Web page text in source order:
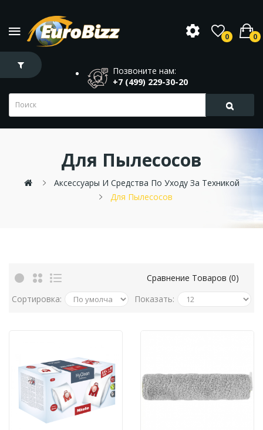
0 0
Позвоните нам:
+7 (499) 229-30-20
Для Пылесосов
Аксессуары И Средства По Уходу За Техникой
Для Пылесосов
Сравнение Товаров (0)
Сортировка:
Показать: